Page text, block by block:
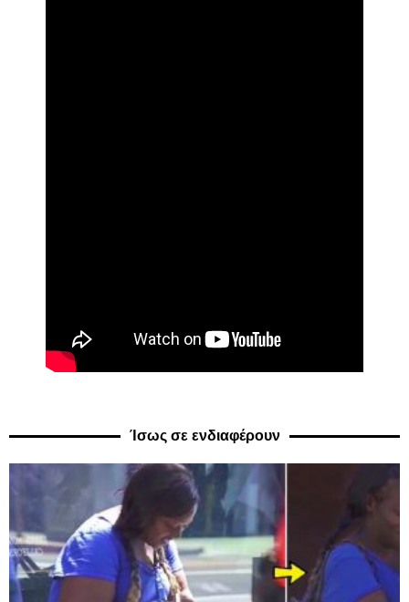
Ίσως σε ενδιαφέρουν